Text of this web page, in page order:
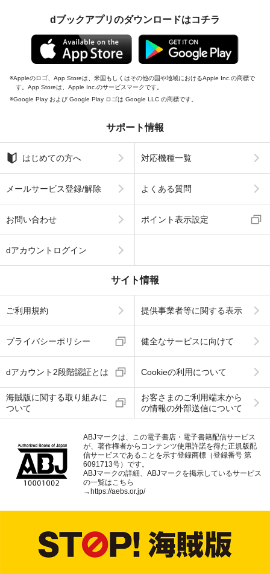
dブックアプリのダウンロードはコチラ
Appleのロゴ、App Storeは、米国もしくはその他の国や地域におけるApple Inc.の商標で
す。App Storeは、Apple Inc.のサービスマークです。
Google Play および Google Play ロゴは Google LLC の商標です。
サポート情報
はじめての方へ 対応機種一覧
メールサービス登録/解除 よくある質問
お問い合わせ ポイント表示設定
dアカウントログイン
サイト情報
ご利用規約 提供事業者等に関する表示
プライバシーポリシー 健全なサービスに向けて
dアカウント2段階認証とは Cookieの利用について
海賊版に関する取り組みに
ついて
お客さまのご利用端末から
の情報の外部送信について
ABJマークは、この電子書店・電子書籍配信サービス
が、著作権者からコンテンツ使用許諾を得た正規版配
信サービスであることを示す登録商標（登録番号 第
6091713号）です。
ABJマークの詳細、ABJマークを掲示しているサービス
の一覧はこちら
→ https://aebs.or.jp/